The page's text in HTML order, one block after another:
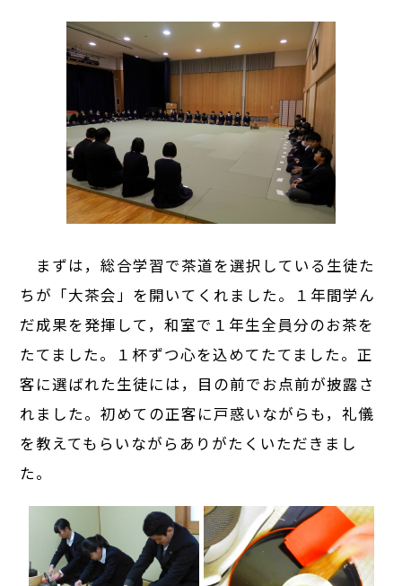
まずは，総合学習で茶道を選択している生徒た
ちが「大茶会」を開いてくれました。１年間学ん
だ成果を発揮して，和室で１年生全員分のお茶を
たてました。１杯ずつ心を込めてたてました。正
客に選ばれた生徒には，目の前でお点前が披露さ
れました。初めての正客に戸惑いながらも，礼儀
を教えてもらいながらありがたくいただきまし
た。